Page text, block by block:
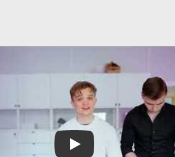
Play Video